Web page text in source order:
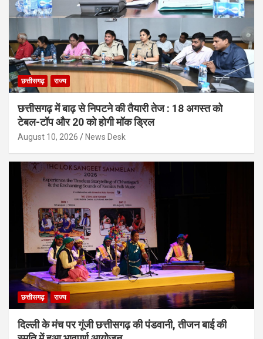
छत्तीसगढ़ राज्य
छत्तीसगढ़ में बाढ़ से निपटने की तैयारी तेज : 18 अगस्त को
टेबल-टॉप और 20 को होगी मॉक ड्रिल
August 10, 2026 News Desk
छत्तीसगढ़ राज्य
दिल्ली के मंच पर गूंजी छत्तीसगढ़ की पंडवानी, तीजन बाई की